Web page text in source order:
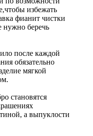
избежать
фианит чистки
нужно беречь
после каждой
обязательно
мягкой
становятся
а выпуклости